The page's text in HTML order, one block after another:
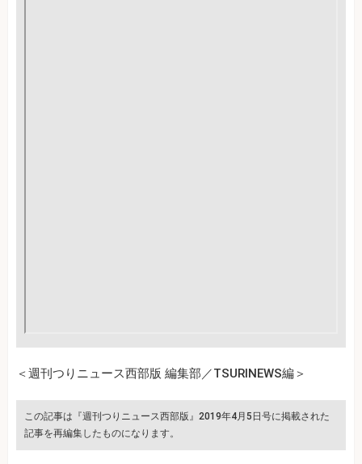
＜週刊つりニュース西部版 編集部／TSURINEWS編＞
この記事は『週刊つりニュース西部版』2019年4月5日号に掲載された
記事を再編集したものになります。